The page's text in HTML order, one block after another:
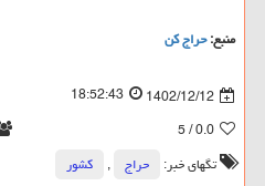
منبع:حراج كن
1402/12/12
18:52:43
0.0
/ 5
تگهای خبر:
حراج ,
كشور